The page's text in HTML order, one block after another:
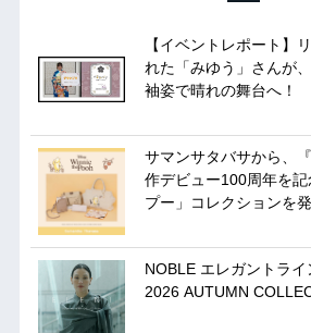
【イベントレポート】
れた「みゆう」さんが
袖姿で晴れの舞台へ！
サマンサタバサから、
作デビュー100周年を
プー」コレクションを発
NOBLE エレガントライ
2026 AUTUMN